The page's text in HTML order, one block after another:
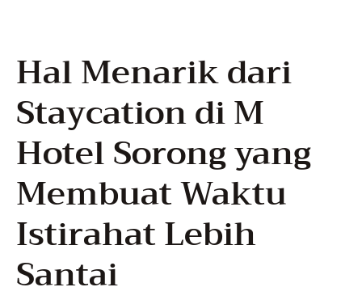
Hal Menarik dari
Staycation di M
Hotel Sorong yang
Membuat Waktu
Istirahat Lebih
Santai